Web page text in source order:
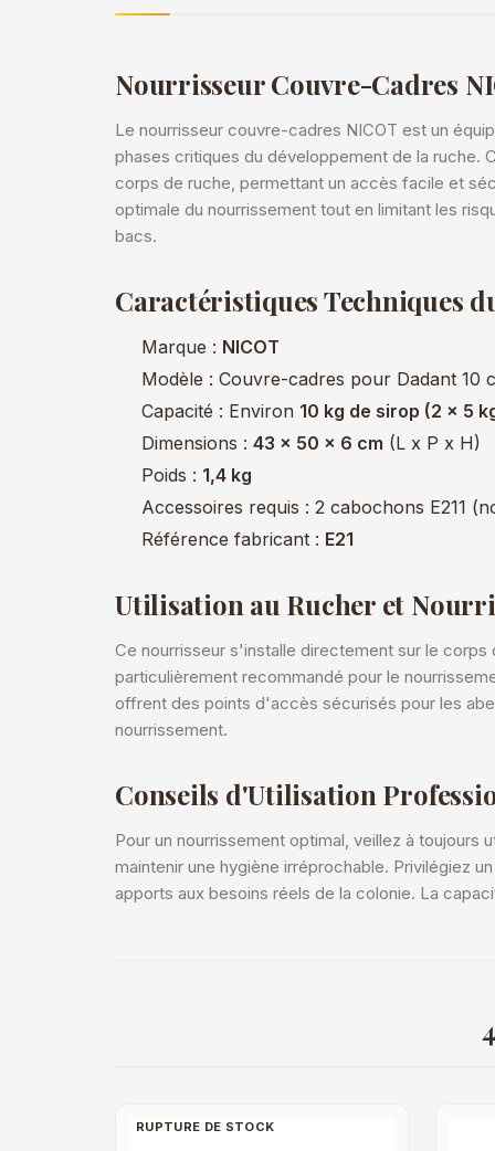
Nourrisseur Couvre-Cadres
Le nourrisseur couvre-cadres NICOT est un
phases critiques du développement de la ruche.
corps de ruche, permettant un accès facile et
optimale du nourrissement tout en limitant les
bacs.
Caractéristiques Techniques
Marque : NICOT
Modèle : Couvre-cadres pour Dadant 10
Capacité : Environ 10 kg de sirop (2 x 5
Dimensions : 43 x 50 x 6 cm (L x P x H)
Poids : 1,4 kg
Accessoires requis : 2 cabochons E211
Référence fabricant : E21
Utilisation au Rucher et
Ce nourrisseur s'installe directement sur le
particulièrement recommandé pour le
offrent des points d'accès sécurisés pour les
nourrissement.
Conseils d'Utilisation
Pour un nourrissement optimal, veillez à toujours
maintenir une hygiène irréprochable. Privilégiez
apports aux besoins réels de la colonie. La
RUPTURE DE STOCK